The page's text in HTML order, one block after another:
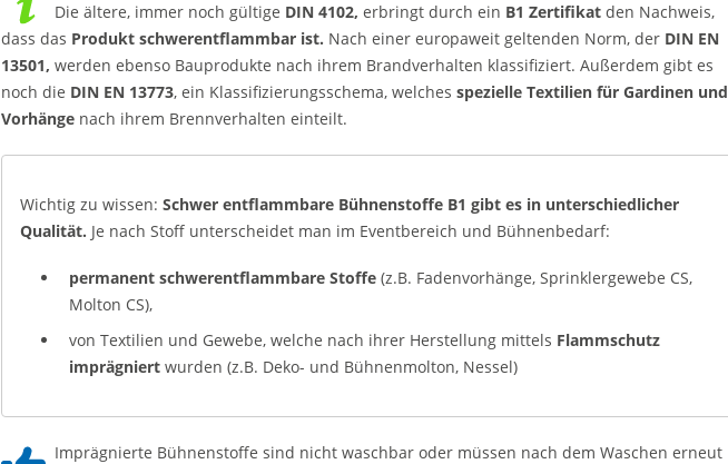
Die ältere, immer noch gültige DIN 4102, erbringt durch ein B1 Zertifikat den Nachweis,
dass das Produkt schwerentflammbar ist. Nach einer europaweit geltenden Norm, der DIN EN
13501, werden ebenso Bauprodukte nach ihrem Brandverhalten klassifiziert. Außerdem gibt es
noch die DIN EN 13773, ein Klassifizierungsschema, welches spezielle Textilien für Gardinen und
Vorhänge nach ihrem Brennverhalten einteilt.
Wichtig zu wissen: Schwer entflammbare Bühnenstoffe B1 gibt es in unterschiedlicher
Qualität. Je nach Stoff unterscheidet man im Eventbereich und Bühnenbedarf:
permanent schwerentflammbare Stoffe (z.B. Fadenvorhänge, Sprinklergewebe CS,
Molton CS),
von Textilien und Gewebe, welche nach ihrer Herstellung mittels Flammschutz
imprägniert wurden (z.B. Deko- und Bühnenmolton, Nessel)
Imprägnierte Bühnenstoffe sind nicht waschbar oder müssen nach dem Waschen erneut